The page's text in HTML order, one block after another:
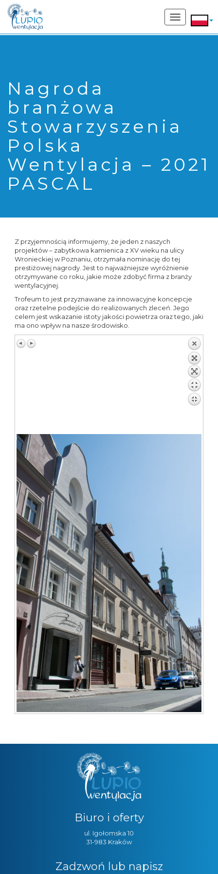
Toggle
navigation
Nagroda
branżowa
Stowarzyszenia
Polska
Wentylacja – 2021
PASCAL
Z przyjemnością informujemy, że jeden z naszych
projektów – zabytkowa kamienica z XV wieku na ulicy
Wronieckiej w Poznaniu, otrzymała nominację do tej
prestiżowej nagrody. Jest to najważniejsze wyróżnienie
otrzymywane co roku, jakie może zdobyć firma z branży
wentylacyjnej.
Trofeum to jest przyznawane za innowacyjne koncepcje
oraz rzetelne podejście do realizowanych zleceń. Jego
celem jest wskazanie istoty jakości powietrza oraz tego, jaki
ma ono wpływ na nasze środowisko.
Biuro i oferty
ul. Igołomska 10
31-983 Kraków
Zadzwoń lub napisz